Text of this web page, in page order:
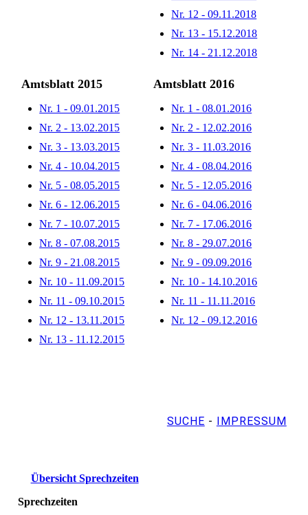
Nr. 12 - 09.11.2018
Nr. 13 - 15.12.2018
Nr. 14 - 21.12.2018
Amtsblatt 2015
Nr. 1 - 09.01.2015
Nr. 2 - 13.02.2015
Nr. 3 - 13.03.2015
Nr. 4 - 10.04.2015
Nr. 5 - 08.05.2015
Nr. 6 - 12.06.2015
Nr. 7 - 10.07.2015
Nr. 8 - 07.08.2015
Nr. 9 - 21.08.2015
Nr. 10 - 11.09.2015
Nr. 11 - 09.10.2015
Nr. 12 - 13.11.2015
Nr. 13 - 11.12.2015
Amtsblatt 2016
Nr. 1 - 08.01.2016
Nr. 2 - 12.02.2016
Nr. 3 - 11.03.2016
Nr. 4 - 08.04.2016
Nr. 5 - 12.05.2016
Nr. 6 - 04.06.2016
Nr. 7 - 17.06.2016
Nr. 8 - 29.07.2016
Nr. 9 - 09.09.2016
Nr. 10 - 14.10.2016
Nr. 11 - 11.11.2016
Nr. 12 - 09.12.2016
SUCHE - IMPRESSUM
Übersicht Sprechzeiten
Sprechzeiten